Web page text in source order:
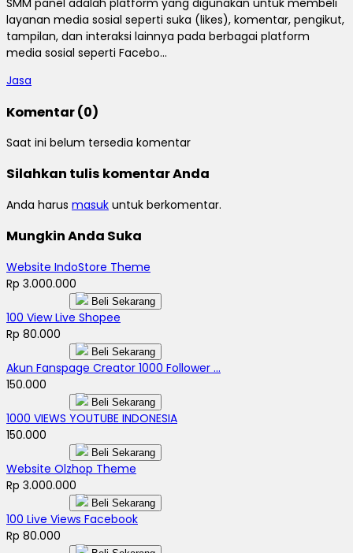
SMM panel adalah platform yang digunakan untuk membeli
layanan media sosial seperti suka (likes), komentar, pengikut,
tampilan, dan interaksi lainnya pada berbagai platform
media sosial seperti Facebo...
Jasa
Komentar (0)
Saat ini belum tersedia komentar
Silahkan tulis komentar Anda
Anda harus masuk untuk berkomentar.
Mungkin Anda Suka
Website IndoStore Theme
Rp 3.000.000
Beli Sekarang
100 View Live Shopee
Rp 80.000
Beli Sekarang
Akun Fanspage Creator 1000 Follower ...
150.000
Beli Sekarang
1000 VIEWS YOUTUBE INDONESIA
150.000
Beli Sekarang
Website Olzhop Theme
Rp 3.000.000
Beli Sekarang
100 Live Views Facebook
Rp 80.000